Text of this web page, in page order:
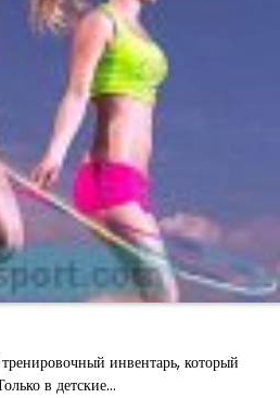
инвентарь, который
в детские…